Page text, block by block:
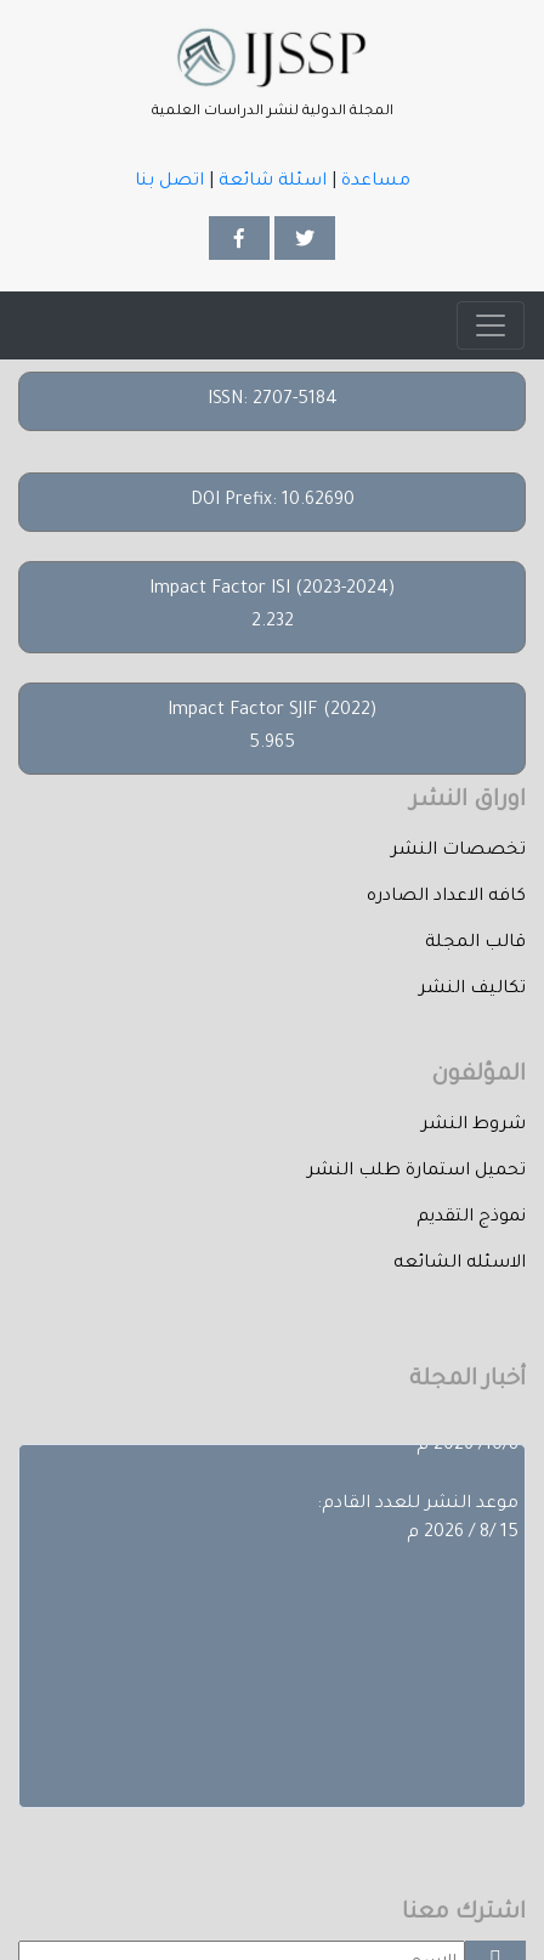
المجلة الدولية لنشر الدراسات العلمية
مساعدة اسئلة شائعة اتصل بنا
ISSN: 2707-5184
DOI Prefix: 10.62690
Impact Factor ISI (2023-2024)
2.232
Impact Factor SJIF (2022)
5.965
اوراق النشر
تخصصات النشر
كافه الاعداد الصادره
قالب المجلة
تكاليف النشر
المؤلفون
شروط النشر
تحميل استمارة طلب النشر
نموذج التقديم
الاسئله الشائعه
أخبار المجلة
موعد النشر للعدد القادم:
15 /8 / 2026 م
اشترك معنا